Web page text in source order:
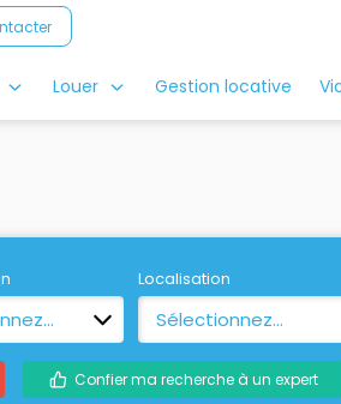
Louer Gestion locative
Localisation
Sélectionnez...
Confier ma recherche à un expert